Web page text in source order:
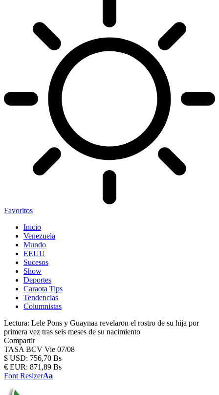
Favoritos
Inicio
Venezuela
Mundo
EEUU
Sucesos
Show
Deportes
Caraota Tips
Tendencias
Columnistas
Lectura: Lele Pons y Guaynaa revelaron el rostro de su hija por
primera vez tras seis meses de su nacimiento
Compartir
TASA BCV Vie 07/08
$ USD: 756,70 Bs
€ EUR: 871,89 Bs
Font ResizerAa